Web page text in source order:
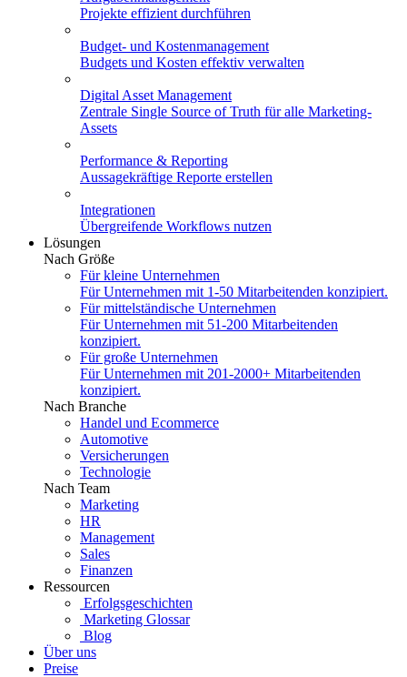
Projekte effizient durchführen
Budget- und Kostenmanagement
Budgets und Kosten effektiv verwalten
Digital Asset Management
Zentrale Single Source of Truth für alle Marketing-
Assets
Performance & Reporting
Aussagekräftige Reporte erstellen
Integrationen
Übergreifende Workflows nutzen
Lösungen
Nach Größe
Für kleine Unternehmen
Für Unternehmen mit 1-50 Mitarbeitenden konzipiert.
Für mittelständische Unternehmen
Für Unternehmen mit 51-200 Mitarbeitenden
konzipiert.
Für große Unternehmen
Für Unternehmen mit 201-2000+ Mitarbeitenden
konzipiert.
Nach Branche
Handel und Ecommerce
Automotive
Versicherungen
Technologie
Nach Team
Marketing
HR
Management
Sales
Finanzen
Ressourcen
Erfolgsgeschichten
Marketing Glossar
Blog
Über uns
Preise